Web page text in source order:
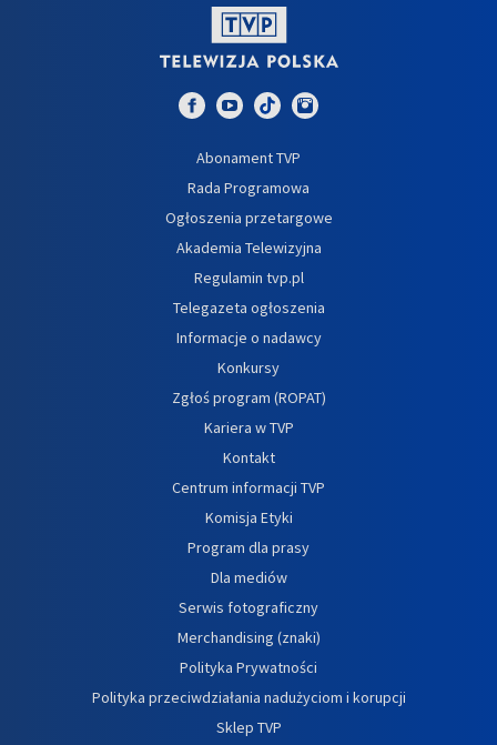
Abonament TVP
Rada Programowa
Ogłoszenia przetargowe
Akademia Telewizyjna
Regulamin tvp.pl
Telegazeta ogłoszenia
Informacje o nadawcy
Konkursy
Zgłoś program (ROPAT)
Kariera w TVP
Kontakt
Centrum informacji TVP
Komisja Etyki
Program dla prasy
Dla mediów
Serwis fotograficzny
Merchandising (znaki)
Polityka Prywatności
Polityka przeciwdziałania nadużyciom i korupcji
Sklep TVP